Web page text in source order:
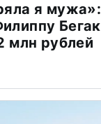
я
млн рублей